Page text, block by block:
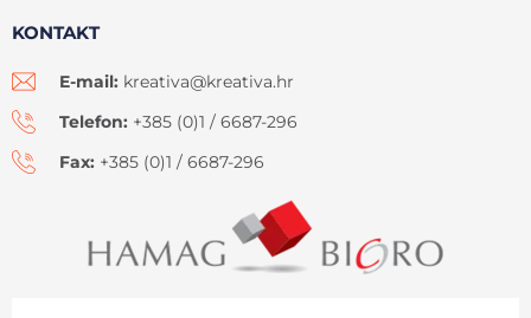
KONTAKT
E-mail: kreativa@kreativa.hr
Telefon: +385 (0)1 / 6687-296
Fax: +385 (0)1 / 6687-296